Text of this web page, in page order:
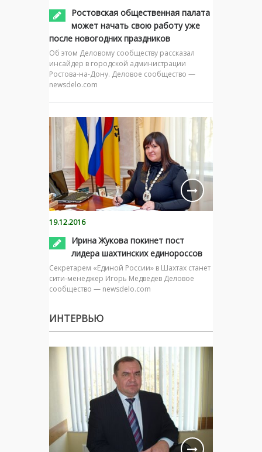
Ростовская общественная палата
может начать свою работу уже
после новогодних праздников
Об этом Деловому сообществу рассказал
инсайдер в городской администрации
Ростова-на-Дону. Деловое сообщество —
newsdelo.com
19.12.2016
Ирина Жукова покинет пост
лидера шахтинских единороссов
Секретарем «Единой России» в Шахтах станет
сити-менеджер Игорь Медведев Деловое
сообщество — newsdelo.com
ИНТЕРВЬЮ